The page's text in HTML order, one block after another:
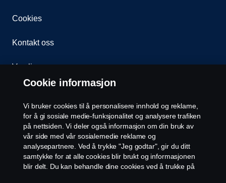
Cookies
Kontakt oss
Varsling
Etiske retningslinjer for leverandører
Cookie-innstillinger
Cookie informasjon
Vi bruker cookies til å personalisere innhold og reklame,
for å gi sosiale medie-funksjonalitet og analysere trafiken
på nettsiden. Vi deler også informasjon om din bruk av
vår side med vår sosialemedie reklame og
analysepartnere. Ved å trykke "Jeg godtar", gir du ditt
samtykke for at alle cookies blir brukt og informasjonen
blir delt. Du kan behandle dine cookies ved å trukke på